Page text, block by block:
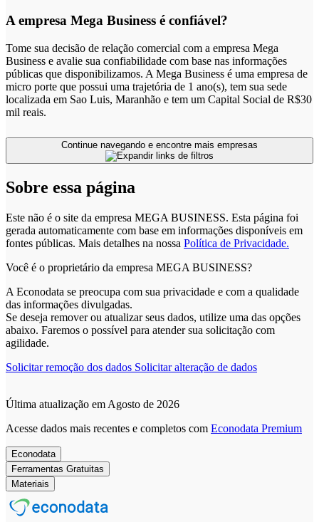
A empresa Mega Business é confiável?
Tome sua decisão de relação comercial com a empresa Mega
Business e avalie sua confiabilidade com base nas informações
públicas que disponibilizamos. A Mega Business é uma empresa de
micro porte que possui uma trajetória de 1 ano(s), tem sua sede
localizada em Sao Luis, Maranhão e tem um Capital Social de R$30
mil reais.
Sobre essa página
Este não é o site da empresa MEGA BUSINESS. Esta página foi
gerada automaticamente com base em informações disponíveis em
fontes públicas. Mais detalhes na nossa Política de Privacidade.
Você é o proprietário da empresa MEGA BUSINESS?
A Econodata se preocupa com sua privacidade e com a qualidade
das informações divulgadas.
Se deseja remover ou atualizar seus dados, utilize uma das opções
abaixo. Faremos o possível para atender sua solicitação com
agilidade.
Solicitar remoção dos dados Solicitar alteração de dados
Última atualização em Agosto de 2026
Acesse dados mais recentes e completos com Econodata Premium
Econodata
Ferramentas Gratuitas
Materiais